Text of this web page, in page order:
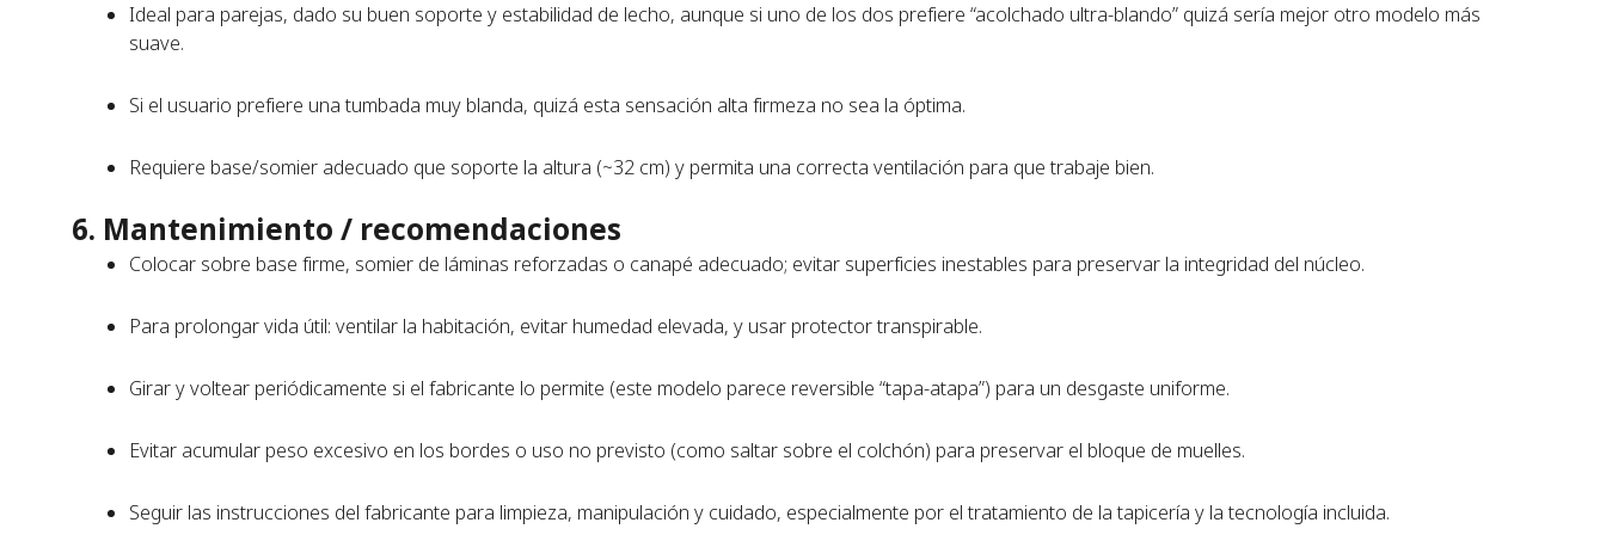
Ideal para parejas, dado su buen soporte y estabilidad de lecho, aunque si uno de los dos prefiere “acolchado ultra-blando” quizá sería mejor otro modelo más
suave.
Si el usuario prefiere una tumbada muy blanda, quizá esta sensación alta firmeza no sea la óptima.
Requiere base/somier adecuado que soporte la altura (~32 cm) y permita una correcta ventilación para que trabaje bien.
6. Mantenimiento / recomendaciones
Colocar sobre base firme, somier de láminas reforzadas o canapé adecuado; evitar superficies inestables para preservar la integridad del núcleo.
Para prolongar vida útil: ventilar la habitación, evitar humedad elevada, y usar protector transpirable.
Girar y voltear periódicamente si el fabricante lo permite (este modelo parece reversible “tapa-a­tapa”) para un desgaste uniforme.
Evitar acumular peso excesivo en los bordes o uso no previsto (como saltar sobre el colchón) para preservar el bloque de muelles.
Seguir las instrucciones del fabricante para limpieza, manipulación y cuidado, especialmente por el tratamiento de la tapicería y la tecnología incluida.